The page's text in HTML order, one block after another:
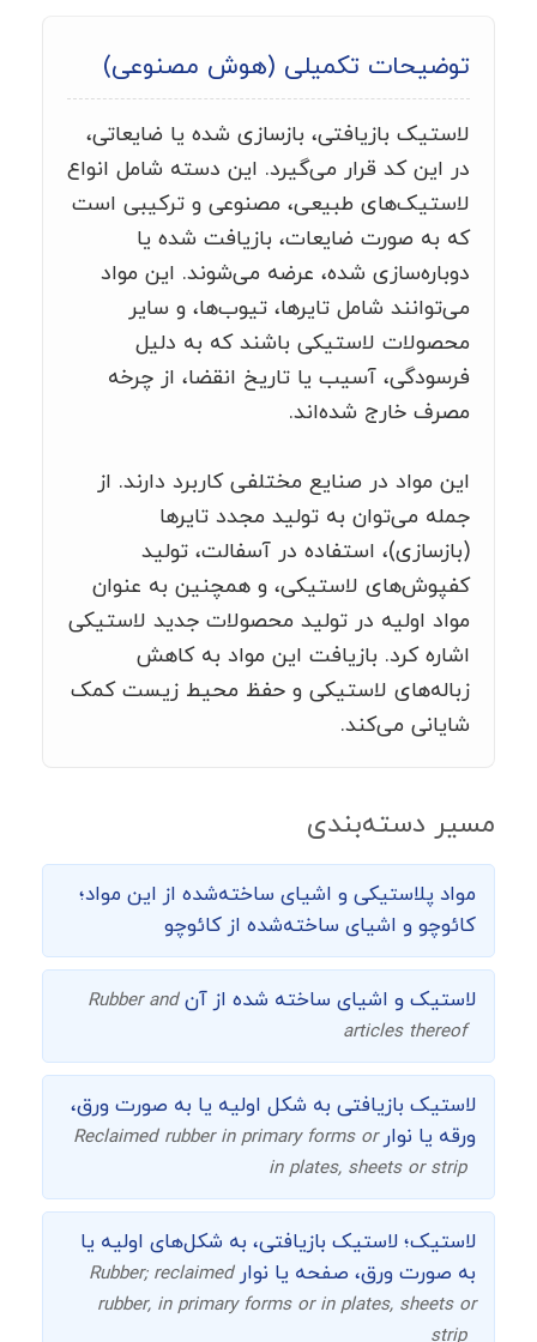
توضیحات تکمیلی (هوش مصنوعی)
لاستیک بازیافتی، بازسازی شده یا ضایعاتی،
در این کد قرار می‌گیرد. این دسته شامل انواع
لاستیک‌های طبیعی، مصنوعی و ترکیبی است
که به صورت ضایعات، بازیافت شده یا
دوباره‌سازی شده، عرضه می‌شوند. این مواد
می‌توانند شامل تایرها، تیوب‌ها، و سایر
محصولات لاستیکی باشند که به دلیل
فرسودگی، آسیب یا تاریخ انقضا، از چرخه
مصرف خارج شده‌اند.
این مواد در صنایع مختلفی کاربرد دارند. از
جمله می‌توان به تولید مجدد تایرها
(بازسازی)، استفاده در آسفالت، تولید
کفپوش‌های لاستیکی، و همچنین به عنوان
مواد اولیه در تولید محصولات جدید لاستیکی
اشاره کرد. بازیافت این مواد به کاهش
زباله‌های لاستیکی و حفظ محیط زیست کمک
شایانی می‌کند.
مسیر دسته‌بندی
مواد پلاستیکی و اشیای ساخته‌شده از این مواد؛
کائوچو و اشیای ساخته‌شده از کائوچو
لاستیک و اشیای ساخته شده از آنRubber and
articles thereof
لاستیک بازیافتی به شکل اولیه یا به صورت ورق،
ورقه یا نوارReclaimed rubber in primary forms or
in plates, sheets or strip
لاستیک؛ لاستیک بازیافتی، به شکل‌های اولیه یا
به صورت ورق، صفحه یا نوارRubber; reclaimed
rubber, in primary forms or in plates, sheets or
strip